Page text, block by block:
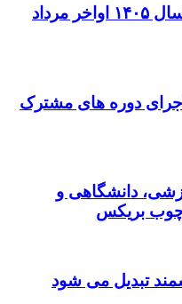
نتایج نهایی آزمون دکتری سال ۱۴۰۵ اواخر مرداد
دوره های مشترک
دانشگاهی و
بریکس
تبدیل می شود